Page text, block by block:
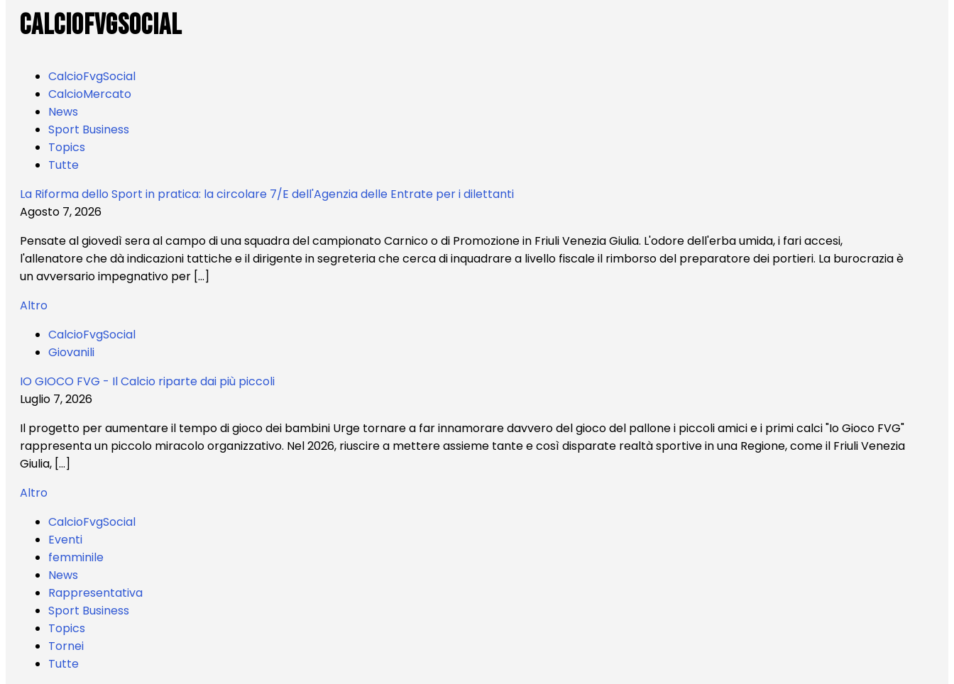
CalcioFvgSocial
CalcioFvgSocial
CalcioMercato
News
Sport Business
Topics
Tutte
La Riforma dello Sport in pratica: la circolare 7/E dell'Agenzia delle Entrate per i dilettanti
Agosto 7, 2026
Pensate al giovedì sera al campo di una squadra del campionato Carnico o di Promozione in Friuli Venezia Giulia. L'odore dell'erba umida, i fari accesi,
l'allenatore che dà indicazioni tattiche e il dirigente in segreteria che cerca di inquadrare a livello fiscale il rimborso del preparatore dei portieri. La burocrazia è
un avversario impegnativo per […]
Altro
CalcioFvgSocial
Giovanili
IO GIOCO FVG - Il Calcio riparte dai più piccoli
Luglio 7, 2026
Il progetto per aumentare il tempo di gioco dei bambini Urge tornare a far innamorare davvero del gioco del pallone i piccoli amici e i primi calci "Io Gioco FVG"
rappresenta un piccolo miracolo organizzativo. Nel 2026, riuscire a mettere assieme tante e così disparate realtà sportive in una Regione, come il Friuli Venezia
Giulia, […]
Altro
CalcioFvgSocial
Eventi
femminile
News
Rappresentativa
Sport Business
Topics
Tornei
Tutte